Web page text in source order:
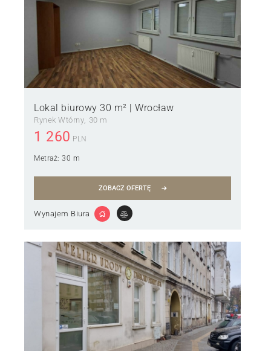
Lokal biurowy 30 m² | Wrocław
Rynek Wtórny 30 m
1 260 PLN
Metraż: 30 m
ZOBACZ OFERTĘ
Wynajem Biura